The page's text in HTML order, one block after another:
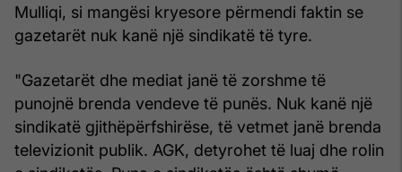
Mulliqi, si mangësi kryesore përmendi faktin se
gazetarët nuk kanë një sindikatë të tyre.
"Gazetarët dhe mediat janë të zorshme të
punojnë brenda vendeve të punës. Nuk kanë një
sindikatë gjithëpërfshirëse, të vetmet janë brenda
televizionit publik. AGK, detyrohet të luaj dhe rolin